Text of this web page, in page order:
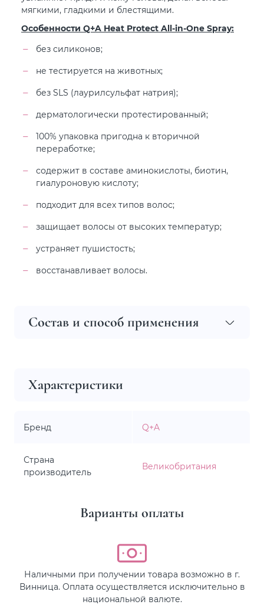
мягкими, гладкими и блестящими.
Особенности Q+A Heat Protect All-in-One Spray:
без силиконов;
не тестируется на животных;
без SLS (лаурилсульфат натрия);
дерматологически протестированный;
100% упаковка пригодна к вторичной
переработке;
содержит в составе аминокислоты, биотин,
гиалуроновую кислоту;
подходит для всех типов волос;
защищает волосы от высоких температур;
устраняет пушистость;
восстанавливает волосы.
Состав и способ применения
Характеристики
Бренд Q+A
Страна
производитель
Великобритания
Варианты оплаты
Наличными при получении товара возможно в г.
Винница. Оплата осуществляется исключительно в
национальной валюте.